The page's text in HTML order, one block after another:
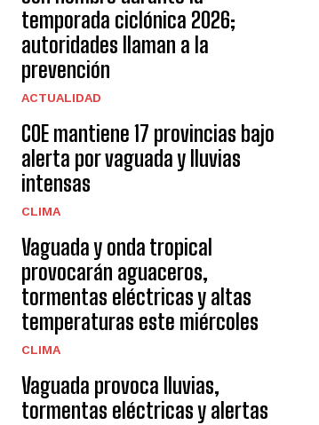
temporada ciclónica 2026;
autoridades llaman a la
prevención
ACTUALIDAD
COE mantiene 17 provincias bajo
alerta por vaguada y lluvias
intensas
CLIMA
Vaguada y onda tropical
provocarán aguaceros,
tormentas eléctricas y altas
temperaturas este miércoles
CLIMA
Vaguada provoca lluvias,
tormentas eléctricas y alertas